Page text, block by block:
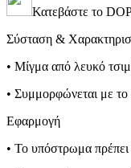
Κατεβάστε το
Σύσταση &
• Μίγμα από λευκό
• Συμμορφώνεται με
Εφαρμογή
• Το υπόστρωμα πρέπει